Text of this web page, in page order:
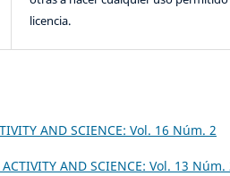
licencia.
AND SCIENCE: Vol. 16 Núm. 2
AND SCIENCE: Vol. 13 Núm.